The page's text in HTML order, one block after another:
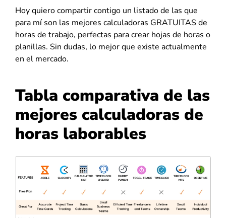
Hoy quiero compartir contigo un listado de las que
para mí son las mejores calculadoras GRATUITAS de
horas de trabajo, perfectas para crear hojas de horas o
planillas. Sin dudas, lo mejor que existe actualmente
en el mercado.
Tabla comparativa de las
mejores calculadoras de
horas laborables